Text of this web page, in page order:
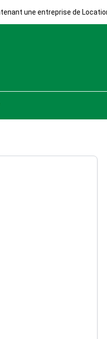
une entreprise de